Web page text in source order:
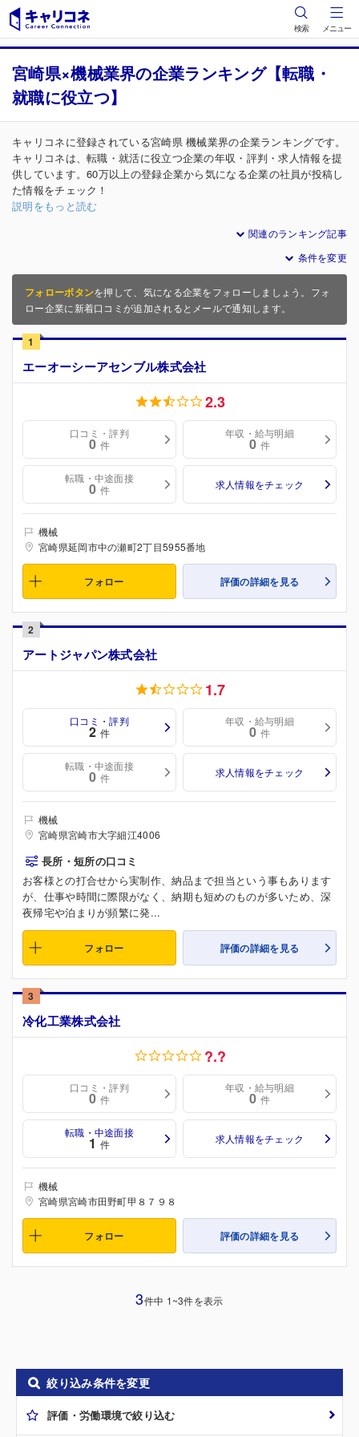
検索 メニュー
宮崎県×機械業界の企業ランキング【転職・
就職に役立つ】
キャリコネに登録されている宮崎県 機械業界の企業ランキングです。
キャリコネは、転職・就活に役立つ企業の年収・評判・求人情報を提
供しています。60万以上の登録企業から気になる企業の社員が投稿し
た情報をチェック！
説明をもっと読む
関連のランキング記事
条件を変更
フォローボタンを押して、気になる企業をフォローしましょう。フォ
ロー企業に新着口コミが追加されるとメールで通知します。
1
エーオーシーアセンブル株式会社
2.3
口コミ・評判
0 件
年収・給与明細
0 件
転職・中途面接
0 件 求人情報をチェック
機械
宮崎県延岡市中の瀬町2丁目5955番地
フォロー 評価の詳細を見る
2
アートジャパン株式会社
1.7
口コミ・評判
2 件
年収・給与明細
0 件
転職・中途面接
0 件 求人情報をチェック
機械
宮崎県宮崎市大字細江4006
長所・短所の口コミ
お客様との打合せから実制作、納品まで担当という事もあります
が、仕事や時間に際限がなく、納期も短めのものが多いため、深
夜帰宅や泊まりが頻繁に発...
フォロー 評価の詳細を見る
3
冷化工業株式会社
?.?
口コミ・評判
0 件
年収・給与明細
0 件
転職・中途面接
1 件 求人情報をチェック
機械
宮崎県宮崎市田野町甲８７９８
フォロー 評価の詳細を見る
3件中 1~3件を表示
絞り込み条件を変更
評価・労働環境で絞り込む